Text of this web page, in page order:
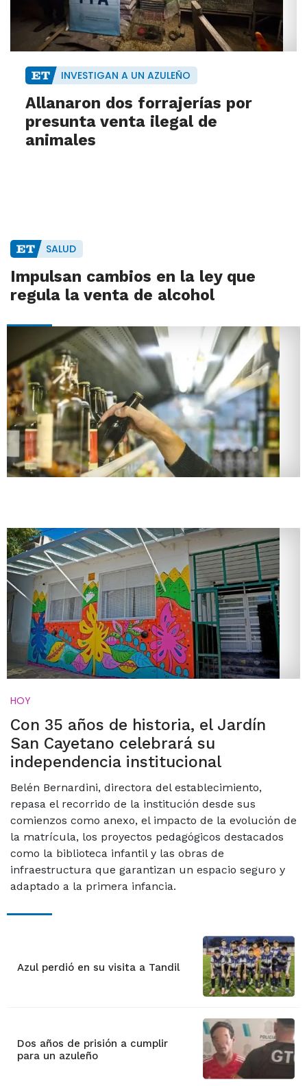
INVESTIGAN A UN AZULEÑO
Allanaron dos forrajerías por
presunta venta ilegal de
animales
SALUD
Impulsan cambios en la ley que
regula la venta de alcohol
HOY
Con 35 años de historia, el Jardín
San Cayetano celebrará su
independencia institucional
Belén Bernardini, directora del establecimiento,
repasa el recorrido de la institución desde sus
comienzos como anexo, el impacto de la evolución de
la matrícula, los proyectos pedagógicos destacados
como la biblioteca infantil y las obras de
infraestructura que garantizan un espacio seguro y
adaptado a la primera infancia.
Azul perdió en su visita a Tandil
Dos años de prisión a cumplir
para un azuleño